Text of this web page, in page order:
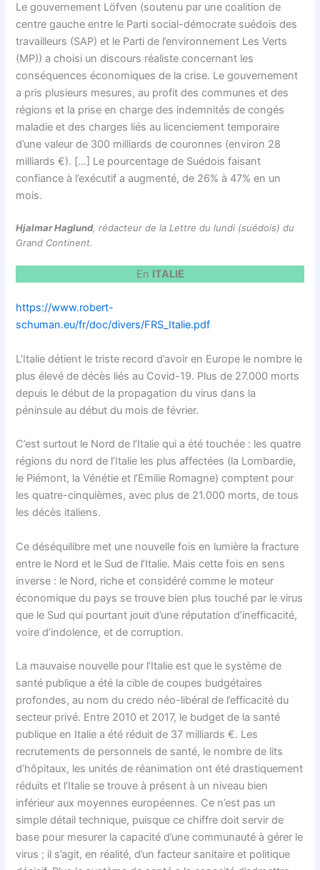
Le gouvernement Löfven (soutenu par une coalition de
centre gauche entre le Parti social-démocrate suédois des
travailleurs (SAP) et le Parti de l’environnement Les Verts
(MP)) a choisi un discours réaliste concernant les
conséquences économiques de la crise. Le gouvernement
a pris plusieurs mesures, au profit des communes et des
régions et la prise en charge des indemnités de congés
maladie et des charges liés au licenciement temporaire
d’une valeur de 300 milliards de couronnes (environ 28
milliards €). […] Le pourcentage de Suédois faisant
confiance à l’exécutif a augmenté, de 26% à 47% en un
mois.
Hjalmar Haglund, rédacteur de la Lettre du lundi (suédois) du
Grand Continent.
En ITALIE
https://www.robert-
schuman.eu/fr/doc/divers/FRS_Italie.pdf
L’Italie détient le triste record d’avoir en Europe le nombre le
plus élevé de décès liés au Covid-19. Plus de 27.000 morts
depuis le début de la propagation du virus dans la
péninsule au début du mois de février.
C’est surtout le Nord de l’Italie qui a été touchée : les quatre
régions du nord de l’Italie les plus affectées (la Lombardie,
le Piémont, la Vénétie et l’Emilie Romagne) comptent pour
les quatre-cinquièmes, avec plus de 21.000 morts, de tous
les décès italiens.
Ce déséquilibre met une nouvelle fois en lumière la fracture
entre le Nord et le Sud de l’Italie. Mais cette fois en sens
inverse : le Nord, riche et considéré comme le moteur
économique du pays se trouve bien plus touché par le virus
que le Sud qui pourtant jouit d’une réputation d’inefficacité,
voire d’indolence, et de corruption.
La mauvaise nouvelle pour l’Italie est que le système de
santé publique a été la cible de coupes budgétaires
profondes, au nom du credo néo-libéral de l’efficacité du
secteur privé. Entre 2010 et 2017, le budget de la santé
publique en Italie a été réduit de 37 milliards €. Les
recrutements de personnels de santé, le nombre de lits
d’hôpitaux, les unités de réanimation ont été drastiquement
réduits et l’Italie se trouve à présent à un niveau bien
inférieur aux moyennes européennes. Ce n’est pas un
simple détail technique, puisque ce chiffre doit servir de
base pour mesurer la capacité d’une communauté à gérer le
virus ; il s’agit, en réalité, d’un facteur sanitaire et politique